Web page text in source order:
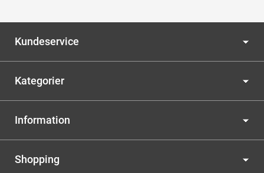
Kundeservice
Kategorier
Information
Shopping